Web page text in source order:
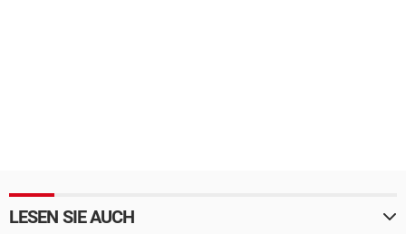
LESEN SIE AUCH